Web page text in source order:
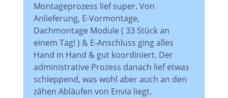
Montageprozess lief super. Von
Anlieferung, E-Vormontage,
Dachmontage Module ( 33 Stück an
einem Tag! ) & E-Anschluss ging alles
Hand in Hand & gut koordiniert. Der
administrative Prozess danach lief etwas
schleppend, was wohl aber auch an den
zähen Abläufen von Envia liegt.